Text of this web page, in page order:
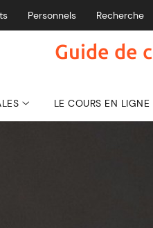
Personnels Recherche
Guide de
LE COURS EN LIGNE